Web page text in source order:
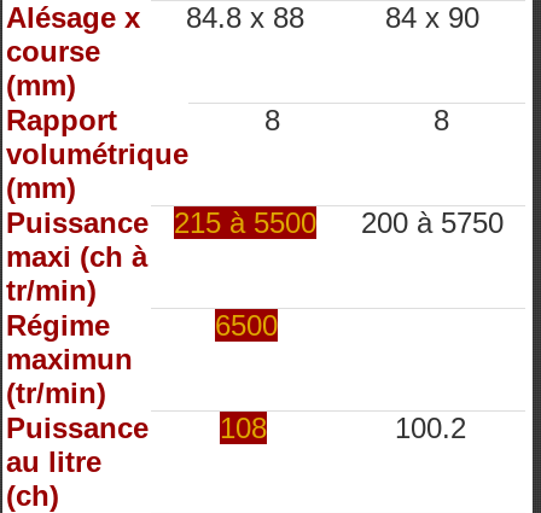
Alésage x
course
(mm)
84.8 x 88 84 x 90
Rapport
volumétrique
(mm)
8 8
Puissance
maxi (ch à
tr/min)
215 à 5500 200 à 5750
Régime
maximun
(tr/min)
6500
Puissance
au litre
(ch)
108 100.2